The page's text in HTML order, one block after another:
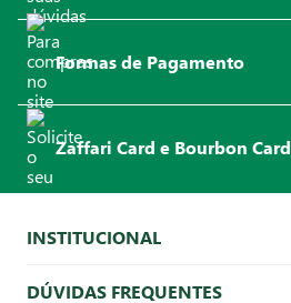
Formas de Pagamento
Zaffari Card e Bourbon Card
INSTITUCIONAL
DÚVIDAS FREQUENTES